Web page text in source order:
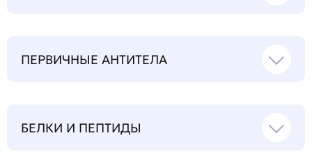
ПЕРВИЧНЫЕ АНТИТЕЛА
БЕЛКИ И ПЕПТИДЫ